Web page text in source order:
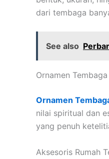
dari tembaga
See also
Ornamen
Ornamen
nilai spiritual dan
yang penuh
Aksesoris Rumah